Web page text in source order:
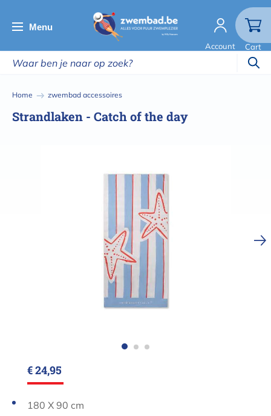
en
de
inhoud
Menu
Account Cart
Kruimelpad
Home zwembad accessoires
Strandlaken - Catch of the day
€ 24,95
180 X 90 cm